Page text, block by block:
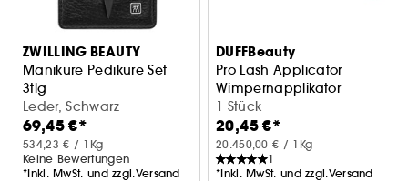
ZWILLING BEAUTY
Maniküre Pediküre Set
3tlg
mit Nagelschere
Leder, Schwarz
69,45 €*
534,23 € / 1Kg
Keine Bewertungen
*Inkl. MwSt. und zzgl.Versand
DUFFBeauty
Pro Lash Applicator
Wimpernapplikator
1 Stück
20,45 €*
20.450,00 € / 1Kg
1
*Inkl. MwSt. und zzgl.Versand